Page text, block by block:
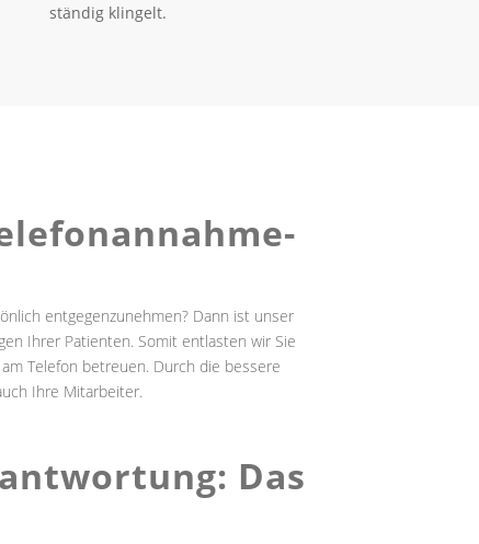
ständig klingelt.
entgegenzunehmen? Dann ist unser
Ihrer Patienten. Somit entlasten wir Sie
Telefon betreuen. Durch die bessere
Ihre Mitarbeiter.
Das